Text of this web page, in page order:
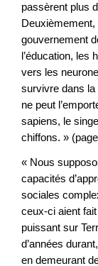
passèrent plus
gouvernement
l’éducation, les
vers les
survivre dans
ne peut
sapiens, le
chiffons. »
« Nous
capacités
sociales
ceux-ci aient fait
puissant sur
d’années
en demeurant